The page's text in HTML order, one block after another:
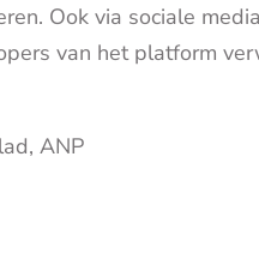
Ook via sociale
van het platform
ANP